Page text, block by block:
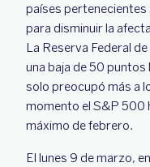
países
para disminuir la
La Reserva Federal
una baja de 50
solo preocupó más a
momento el S&P 500
máximo de febrero.
El lunes 9 de marzo,